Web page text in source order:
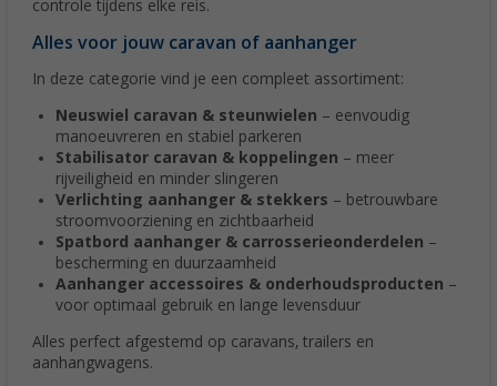
controle tijdens elke reis.
Alles voor jouw caravan of aanhanger
In deze categorie vind je een compleet assortiment:
Neuswiel caravan & steunwielen – eenvoudig
manoeuvreren en stabiel parkeren
Stabilisator caravan & koppelingen – meer
rijveiligheid en minder slingeren
Verlichting aanhanger & stekkers – betrouwbare
stroomvoorziening en zichtbaarheid
Spatbord aanhanger & carrosserieonderdelen –
bescherming en duurzaamheid
Aanhanger accessoires & onderhoudsproducten –
voor optimaal gebruik en lange levensduur
Alles perfect afgestemd op caravans, trailers en
aanhangwagens.